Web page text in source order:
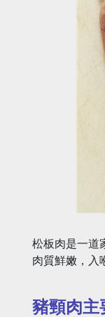
松板肉是一道
肉質鮮嫩，入
豬頸肉主